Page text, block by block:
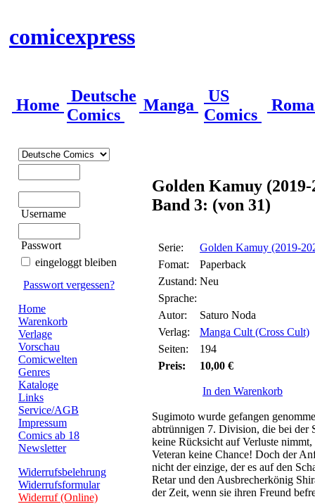
comicexpress
Home
Deutsche
Comics
Manga
US
Comics
Username
Passwort
eingeloggt bleiben
Passwort vergessen?
Home
Warenkorb
Verlage
Vorschau
Comicwelten
Genres
Kataloge
Links
Service/AGB
Impressum
Comics ab 18
Newsletter
Widerrufsbelehrung
Widerrufsformular
Widerruf (Online)
Golden Kamuy (2019-
Band 3: (von 31)
Serie:
Golden Kamuy (2019-
Fomat:
Paperback
Zustand: Neu
Sprache:
Autor:
Saturo Noda
Verlag:
Manga Cult (Cross Cult)
Seiten:
194
Preis:
10,00 €
In den Warenkorb
Sugimoto wurde gefangen
abtrünnigen 7. Division, die bei der
keine Rücksicht auf Verluste nimmt,
Veteran keine Chance! Doch der
nicht der einzige, der es auf den
Retar und den Ausbrecherkönig
der Zeit, wenn sie ihren Freund